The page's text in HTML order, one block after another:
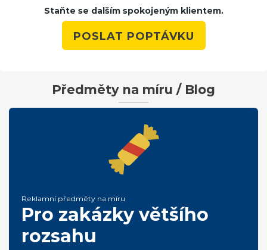
Staňte se dalším spokojeným klientem.
POSLAT POPTÁVKU
Předměty na míru / Blog
Reklamní předměty na míru
Pro zakázky většího
rozsahu